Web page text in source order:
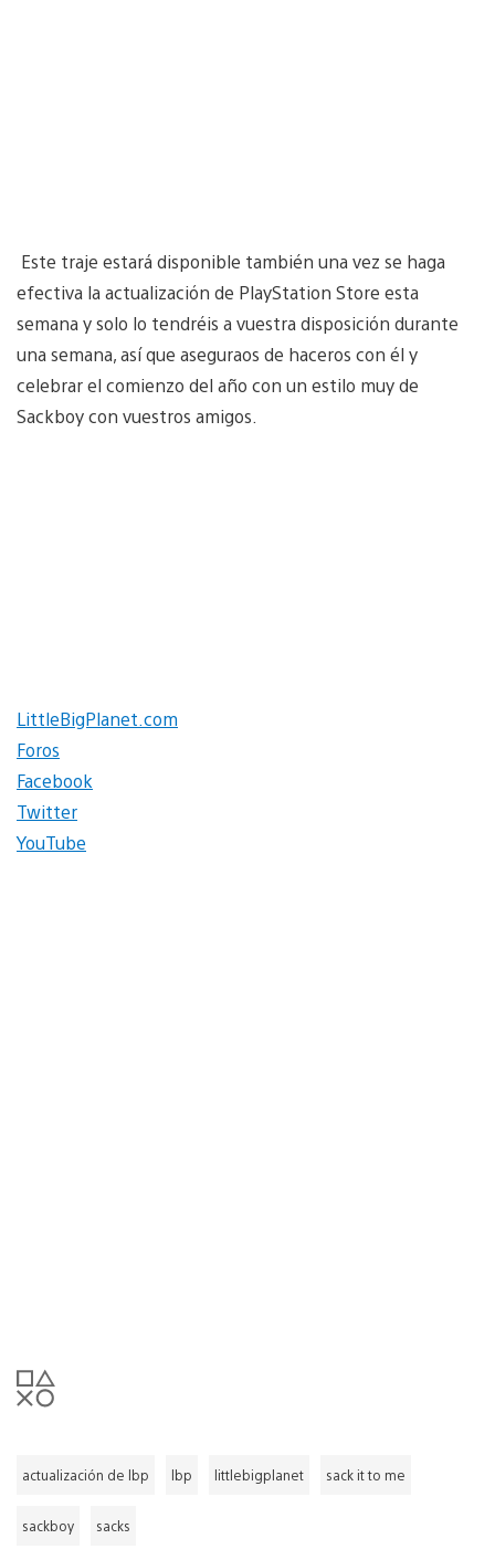
Este traje estará disponible también una vez se haga
efectiva la actualización de PlayStation Store esta
semana y solo lo tendréis a vuestra disposición durante
una semana, así que aseguraos de haceros con él y
celebrar el comienzo del año con un estilo muy de
Sackboy con vuestros amigos.
LittleBigPlanet.com
Foros
Facebook
Twitter
YouTube
actualización de lbp lbp littlebigplanet sack it to me
sackboy sacks